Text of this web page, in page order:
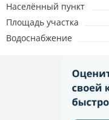
Населённый пункт
Площадь участка
Водоснабжение